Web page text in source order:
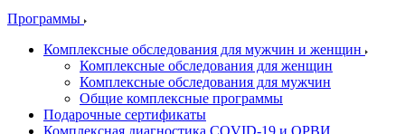
Программы
Комплексные обследования для мужчин и женщин
Комплексные обследования для женщин
Комплексные обследования для мужчин
Общие комплексные программы
Подарочные сертификаты
Комплексная диагностика COVID-19 и ОРВИ